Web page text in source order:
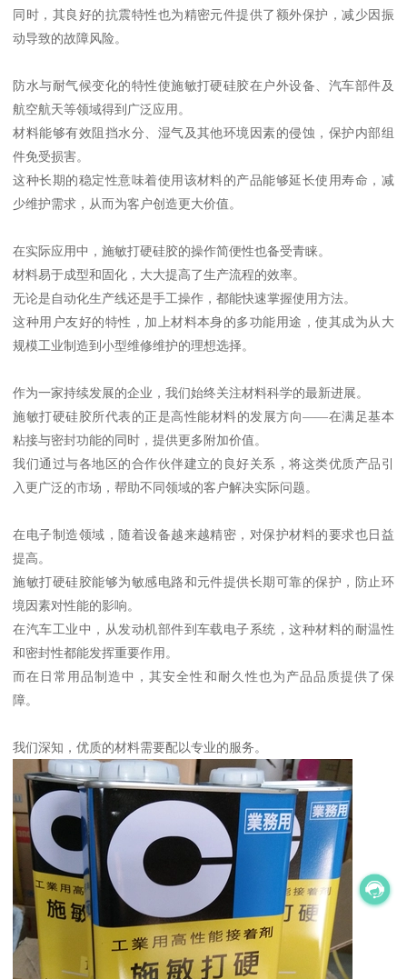
同时，其良好的抗震特性也为精密元件提供了额外保护，减少因振
动导致的故障风险。
防水与耐气候变化的特性使施敏打硬硅胶在户外设备、汽车部件及
航空航天等领域得到广泛应用。
材料能够有效阻挡水分、湿气及其他环境因素的侵蚀，保护内部组
件免受损害。
这种长期的稳定性意味着使用该材料的产品能够延长使用寿命，减
少维护需求，从而为客户创造更大价值。
在实际应用中，施敏打硬硅胶的操作简便性也备受青睐。
材料易于成型和固化，大大提高了生产流程的效率。
无论是自动化生产线还是手工操作，都能快速掌握使用方法。
这种用户友好的特性，加上材料本身的多功能用途，使其成为从大
规模工业制造到小型维修维护的理想选择。
作为一家持续发展的企业，我们始终关注材料科学的最新进展。
施敏打硬硅胶所代表的正是高性能材料的发展方向——在满足基本
粘接与密封功能的同时，提供更多附加价值。
我们通过与各地区的合作伙伴建立的良好关系，将这类优质产品引
入更广泛的市场，帮助不同领域的客户解决实际问题。
在电子制造领域，随着设备越来越精密，对保护材料的要求也日益
提高。
施敏打硬硅胶能够为敏感电路和元件提供长期可靠的保护，防止环
境因素对性能的影响。
在汽车工业中，从发动机部件到车载电子系统，这种材料的耐温性
和密封性都能发挥重要作用。
而在日常用品制造中，其安全性和耐久性也为产品品质提供了保
障。
我们深知，优质的材料需要配以专业的服务。